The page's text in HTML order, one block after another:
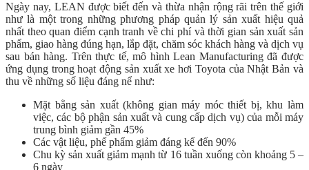
Ngày nay, LEAN được biết đến và thừa nhận rộng rãi trên thế giới
như là một trong những phương pháp quản lý sản xuất hiệu quả
nhất theo quan điểm cạnh tranh về chi phí và thời gian sản xuất sản
phẩm, giao hàng đúng hạn, lắp đặt, chăm sóc khách hàng và dịch vụ
sau bán hàng. Trên thực tế, mô hình Lean Manufacturing đã được
ứng dụng trong hoạt động sản xuất xe hơi Toyota của Nhật Bản và
thu về những số liệu đáng nể như:
Mặt bằng sản xuất (không gian máy móc thiết bị, khu làm
việc, các bộ phận sản xuất và cung cấp dịch vụ) của mỗi máy
trung bình giảm gần 45%
Các vật liệu, phế phẩm giảm đáng kể đến 90%
Chu kỳ sản xuất giảm mạnh từ 16 tuần xuống còn khoảng 5 –
6 ngày